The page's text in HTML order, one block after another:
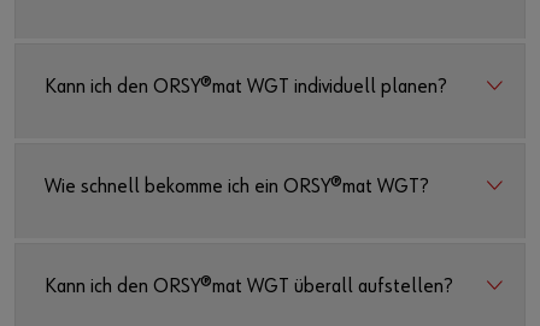
Kann ich den ORSY®mat WGT individuell planen?
Wie schnell bekomme ich ein ORSY®mat WGT?
Kann ich den ORSY®mat WGT überall aufstellen?